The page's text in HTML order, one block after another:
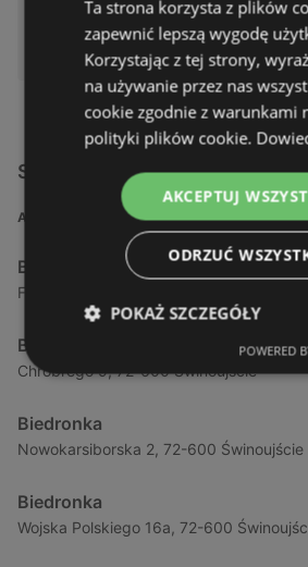
DOSTĘPNY W:
Biedronka
Sklepy Biedronka w pobliżu
ADRES
Biedronka
Fińska 4, 72-602 Świnoujście
Biedronka
Chrobrego 9, 72-600 Świnoujście
Biedronka
Nowokarsiborska 2, 72-600 Świnoujście
Biedronka
Wojska Polskiego 16a, 72-600
Ta strona korzysta z plików
zapewnić lepszą wygodę
Korzystając z tej strony,
na używanie przez nas
cookie zgodnie z warunkami
polityki plików cookie.
AKCEPTUJ
ODRZUĆ
POKAŻ SZCZEGÓŁY
POWERED